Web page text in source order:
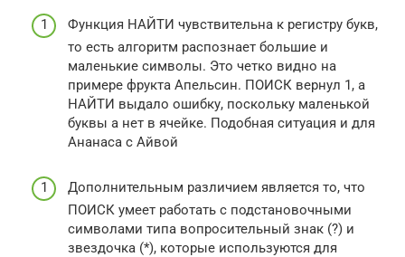
Функция НАЙТИ чувствительна к регистру букв,
то есть алгоритм распознает большие и
маленькие символы. Это четко видно на
примере фрукта Апельсин. ПОИСК вернул 1, а
НАЙТИ выдало ошибку, поскольку маленькой
буквы а нет в ячейке. Подобная ситуация и для
Ананаса с Айвой
Дополнительным различием является то, что
ПОИСК умеет работать с подстановочными
символами типа вопросительный знак (?) и
звездочка (*), которые используются для